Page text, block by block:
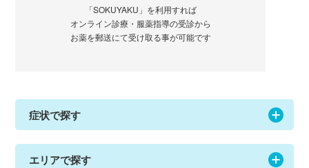
「SOKUYAKU」を利用すれば
オンライン診療・服薬指導の受診から
お薬を郵送にて受け取る事が可能です
症状で探す
エリアで探す